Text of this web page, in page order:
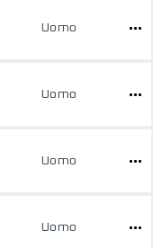
Uomo
Uomo
Uomo
Uomo